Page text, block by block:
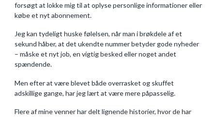
forsøgt at lokke mig til at oplyse personlige informationer eller
købe et nyt abonnement.
Jeg kan tydeligt huske følelsen, når man i brøkdele af et
sekund håber, at det ukendte nummer betyder gode nyheder
– måske et nyt job, en vigtig besked eller noget andet
spændende.
Men efter at være blevet både overrasket og skuffet
adskillige gange, har jeg lært at være mere påpasselig.
Flere af mine venner har delt lignende historier, hvor de har